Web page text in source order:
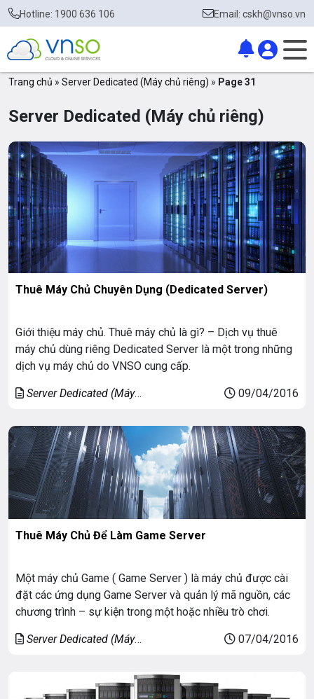
Hotline: 1900 636 106 Email: cskh@vnso.vn
Trang chủ » Server Dedicated (Máy chủ riêng) » Page 31
Server Dedicated (Máy chủ riêng)
Thuê Máy Chủ Chuyên Dụng (Dedicated Server)
Giới thiệu máy chủ. Thuê máy chủ là gì? – Dịch vụ thuê
máy chủ dùng riêng Dedicated Server là một trong những
dịch vụ máy chủ do VNSO cung cấp.
Server Dedicated (Máy
09/04/2016
Thuê Máy Chủ Để Làm Game Server
Một máy chủ Game ( Game Server ) là máy chủ được cài
đặt các ứng dụng Game Server và quản lý mã nguồn, các
chương trình – sự kiện trong một hoặc nhiều trò chơi.
Server Dedicated (Máy
07/04/2016